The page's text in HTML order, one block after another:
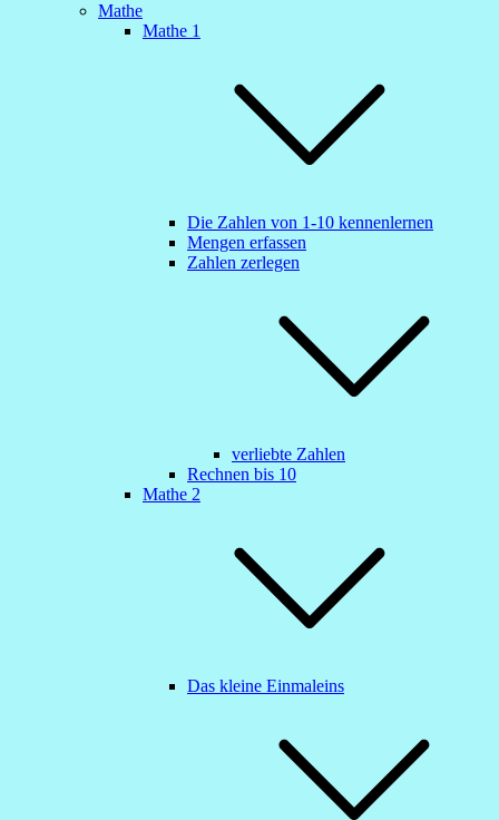
Mathe
Mathe 1
Die Zahlen von 1-10 kennenlernen
Mengen erfassen
Zahlen zerlegen
verliebte Zahlen
Rechnen bis 10
Mathe 2
Das kleine Einmaleins